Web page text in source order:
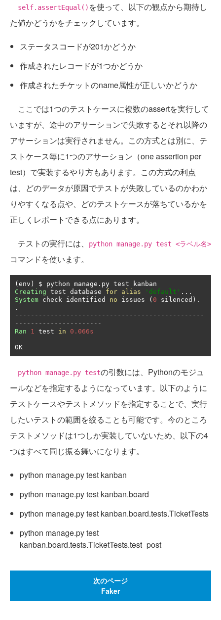
self.assertEqual() を使って、以下の観点から期待し
た値かどうかをチェックしています。
ステータスコードが201かどうか
作成されたレコードが1つかどうか
作成されたチケットのname属性が正しいかどうか
ここでは1つのテストケースに複数のassertを実行して
いますが、途中のアサーションで失敗するとそれ以降の
アサーションは実行されません。この方式とは別に、テ
ストケース毎に1つのアサーション（one assertion per
test）で実装するやり方もあります。この方式の利点
は、どのデータが原因でテストが失敗しているのかわか
りやすくなる点や、どのテストケースが落ちているかを
正しくレポートできる点にあります。
テストの実行には、 python manage.py test <ラベル名>
コマンドを使います。
(env ) $ python manage .
Creating test database for alias 'default' ...
System check identified no issues ( 0 silenced ).
.
------------------------------------------------
----------------------
Ran
1 test in 0.066s
OK
python manage.py testの引数には、Pythonのモジュ
ールなどを指定するようになっています。以下のように
テストケースやテストメソッドを指定することで、実行
したいテストの範囲を絞ることも可能です。今のところ
テストメソッドは1つしか実装していないため、以下の4
つはすべて同じ振る舞いになります。
python manage.py test kanban
python manage.py test kanban.board
python manage.py test kanban.board.tests.TicketTests
python manage.py test
kanban.board.tests.TicketTests.test_post
次のページ
Faker